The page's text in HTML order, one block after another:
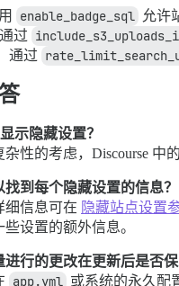
enable_badge_sql 允许
过
通过
示隐藏设置？
性的考虑，Discourse 中
到每个隐藏设置的信息？
细信息可在 隐藏站点设置
设置的额外信息。
行的更改在更新后是否保
app.yml 或系统的永久配